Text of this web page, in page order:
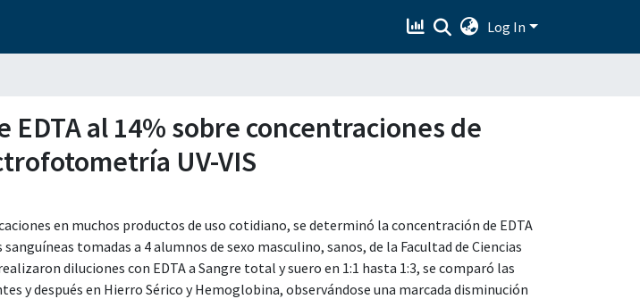
Log In
al 14% sobre concentraciones de
UV-VIS
en muchos productos de uso cotidiano, se determinó la concentración de EDTA
tomadas a 4 alumnos de sexo masculino, sanos, de la Facultad de Ciencias
diluciones con EDTA a Sangre total y suero en 1:1 hasta 1:3, se comparó las
y después en Hierro Sérico y Hemoglobina, observándose una marcada disminución